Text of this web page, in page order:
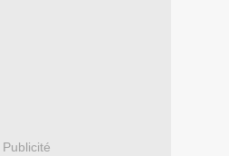
Publicité